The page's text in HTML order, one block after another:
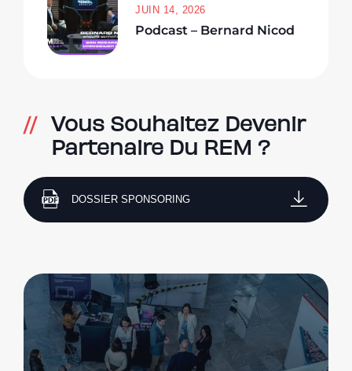
Podcast – Bernard Nicod
JUIN 14, 2026
Vous Souhaitez Devenir
Partenaire Du REM ?
DOSSIER SPONSORING